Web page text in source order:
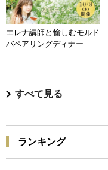
エレナ講師と愉しむモルド
バペアリングディナー
すべて見る
ランキング